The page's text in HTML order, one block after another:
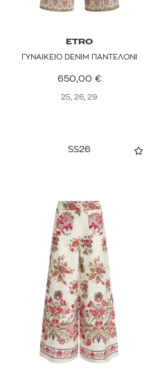
LOLA
MAAJI
MAJE
MARELLA
MAX&Co.
MISSONI
MOD WAVE MOVEMENT
MOMONÌ
MOTHER
MWM
ETRO
ΓΥΝΑΙΚΕΙΟ DENIM ΠΑΝΤΕΛΟΝΙ
650,00 €
25, 26, 29
SS26